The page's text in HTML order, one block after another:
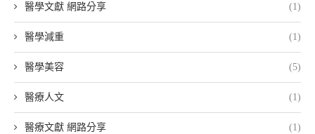
醫學文獻 網路分享 (1)
醫學減重 (1)
醫學美容 (5)
醫療人文 (1)
醫療文獻 網路分享 (1)